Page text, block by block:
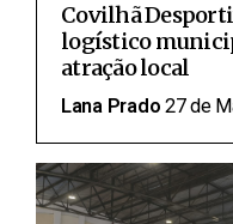
Covilhã
logístico
atração local
Lana Prado27 de